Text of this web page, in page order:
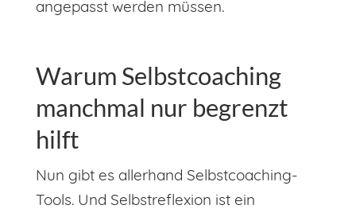
angepasst werden müssen.
Warum Selbstcoaching
manchmal nur begrenzt
hilft
Nun gibt es allerhand Selbstcoaching-
Tools. Und Selbstreflexion ist ein